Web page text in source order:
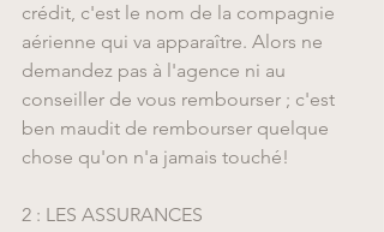
crédit, c'est le nom de la compagnie
aérienne qui va apparaître. Alors ne
demandez pas à l'agence ni au
conseiller de vous rembourser ; c'est
ben maudit de rembourser quelque
chose qu'on n'a jamais touché!
2 : LES ASSURANCES